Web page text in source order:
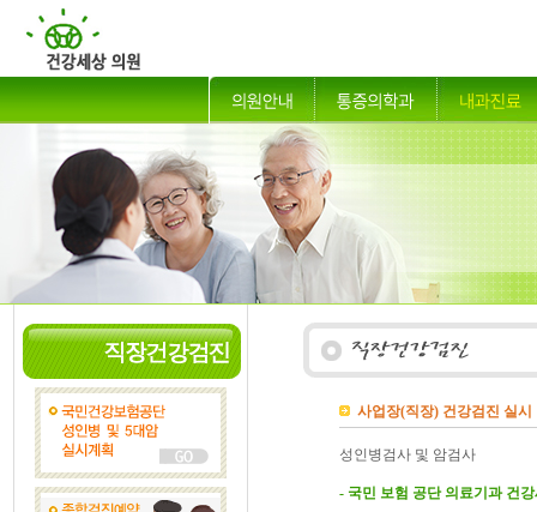
사업장(직장) 건강검진 실시
성인병검사 및 암검사
- 국민 보험 공단 의료기과 건